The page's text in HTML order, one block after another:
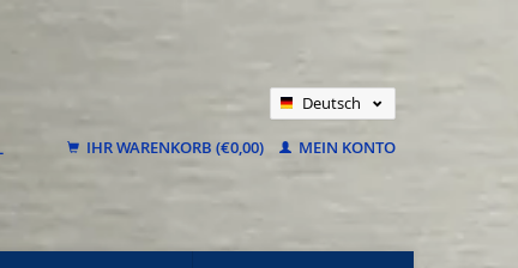
Deutsch
Français
IHR WARENKORB (€0,00) MEIN KONTO